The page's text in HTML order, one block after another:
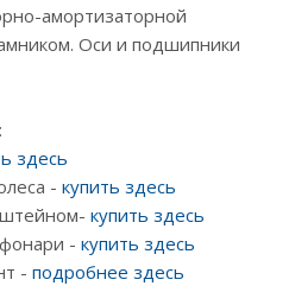
амортизаторной
Оси и подшипники
здесь
- купить здесь
купить здесь
- купить здесь
- подробнее здесь